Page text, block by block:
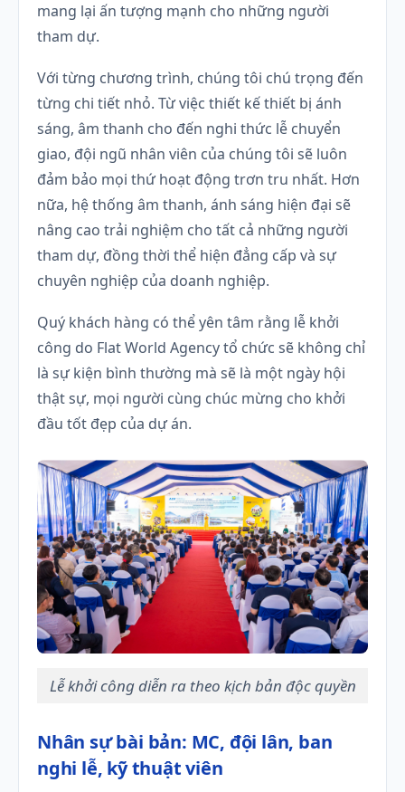
mang lại ấn tượng mạnh cho những người
tham dự.
Với từng chương trình, chúng tôi chú trọng đến
từng chi tiết nhỏ. Từ việc thiết kế thiết bị ánh
sáng, âm thanh cho đến nghi thức lễ chuyển
giao, đội ngũ nhân viên của chúng tôi sẽ luôn
đảm bảo mọi thứ hoạt động trơn tru nhất. Hơn
nữa, hệ thống âm thanh, ánh sáng hiện đại sẽ
nâng cao trải nghiệm cho tất cả những người
tham dự, đồng thời thể hiện đẳng cấp và sự
chuyên nghiệp của doanh nghiệp.
Quý khách hàng có thể yên tâm rằng lễ khởi
công do Flat World Agency tổ chức sẽ không chỉ
là sự kiện bình thường mà sẽ là một ngày hội
thật sự, mọi người cùng chúc mừng cho khởi
đầu tốt đẹp của dự án.
Lễ khởi công diễn ra theo kịch bản độc quyền
Nhân sự bài bản: MC, đội lân, ban
nghi lễ, kỹ thuật viên